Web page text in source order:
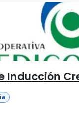
Inducción